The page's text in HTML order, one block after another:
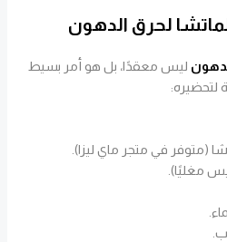
لحرق الدهون
ليس معقدًا، بل هو أمر بسيط
لتحضيره:
(متوفر في متجر ماي ليزا).
مغليًا).